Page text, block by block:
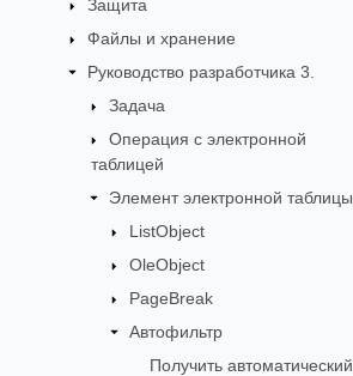
Защита
Файлы и хранение
Руководство разработчика 3.
Задача
Операция с электронной
таблицей
Элемент электронной таблицы
ListObject
OleObject
PageBreak
Автофильтр
Получить автоматический